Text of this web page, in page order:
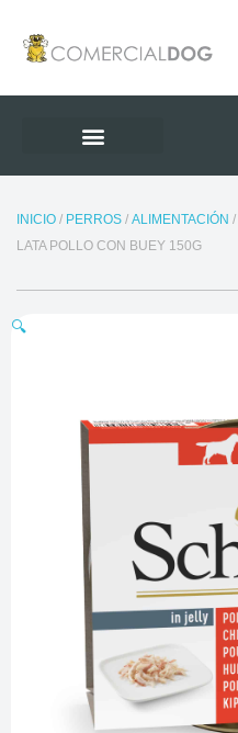
contenido
INICIO/ PERROS/ ALIMENTACIÓN /
LATA POLLO CON BUEY 150G
🔍